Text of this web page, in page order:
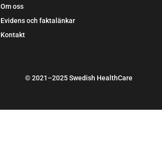
Om oss
Evidens och faktalänkar
Kontakt
© 2021–2025 Swedish HealthCare